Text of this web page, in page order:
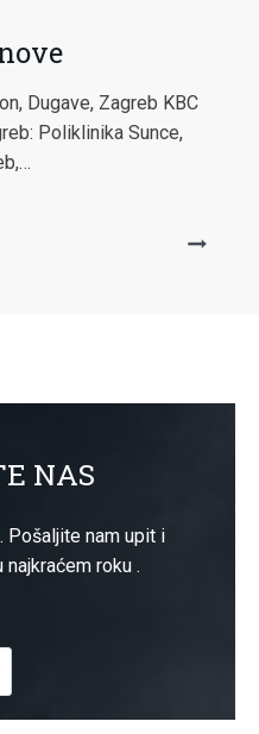
Dugave, Zagreb KBC
Poliklinika Sunce,
NAS
Pošaljite nam upit i
roku .